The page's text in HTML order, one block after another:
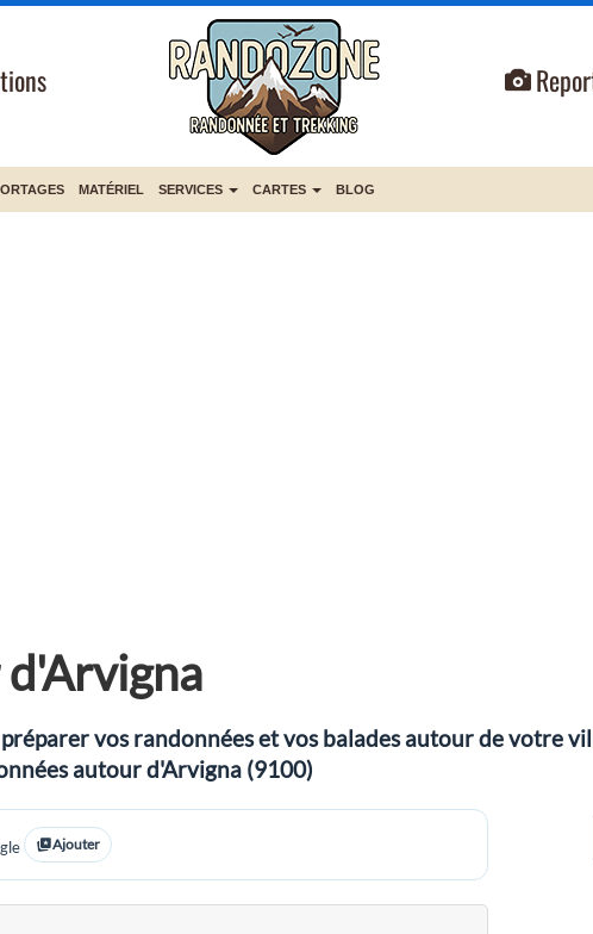
MATÉRIEL SERVICES CARTES BLOG
vos randonnées et vos balades autour de votre
autour d'Arvigna (9100)
Ajouter